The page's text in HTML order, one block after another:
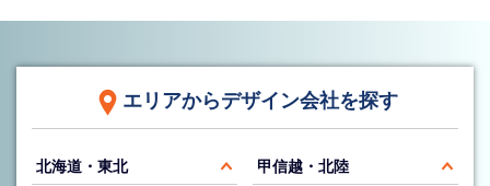
エリアからデザイン会社を探す
北海道・東北 甲信越・北陸